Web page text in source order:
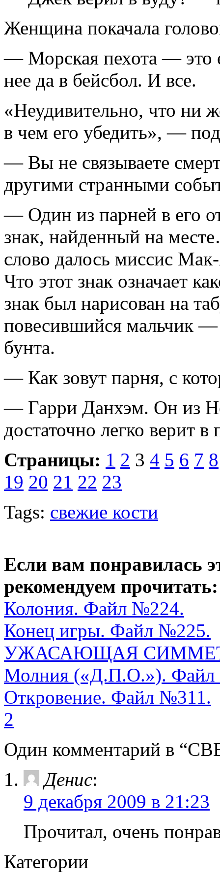
Женщина покачала
— Морская пехота — это
нее да в бейсбол. И все.
«Неудивительно, что ни
в чем его убедить», —
— Вы не связываете
другими странными
— Один из парней в его
знак, найденный на
слово далось миссис
Что этот знак означает
знак был нарисован на
повесившийся мальчик —
бунта.
— Как зовут парня, с
— Гарри Данхэм. Он из
достаточно легко
Страницы: 1 2 3 4 5 6 7 8
19 20 21 22 23
Tags: свежие кости
Если вам понравилась
рекомендуем прочитать:
Колония. Файл №224.
Конец игры. Файл №225.
УЖАСАЮЩАЯ
Молния («Д.П.О.»).
Откровение. Файл №311.
2
Один комментарий в
Денис:
9 декабря 2009 в 21:23
Прочитал, очень
Категории